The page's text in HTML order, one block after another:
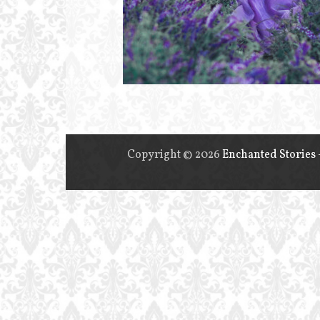
Fotograf
Bydgoszcz
sesje
zdjęciowe
terenie
Copyright © 2026Enchanted Stories